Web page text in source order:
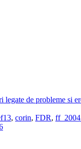
de probleme si
, corin, FDR,